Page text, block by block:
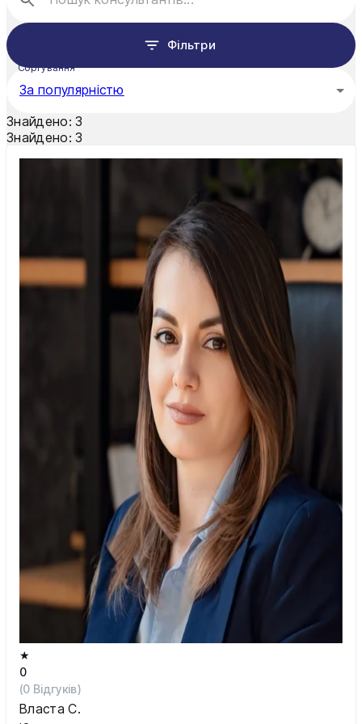
Суми
Тернопіль
Ужгород
Умань
Хмельницький
Фільтри
Сортування
За популярністю
Знайдено: 3
Знайдено: 3
★
0
(0 Відгуків)
Власта С.